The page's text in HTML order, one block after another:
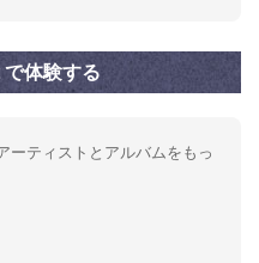
体験する
ティストとアルバムをもっ